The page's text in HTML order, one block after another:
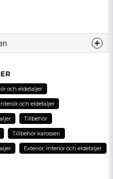
och eldetaljer
och eldetaljer
Tillbehör
Tillbehör karosseri
Exteriör, interiör och eldetaljer